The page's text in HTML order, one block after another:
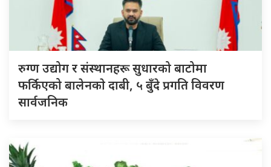
रुग्ण उद्योग र संस्थानहरू सुधारको बाटोमा
फर्किएको बालेनकाे दाबी, ५ बुँदे प्रगति विवरण
सार्वजनिक